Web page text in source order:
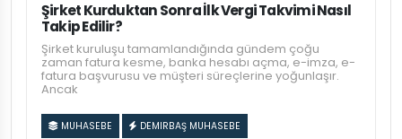
Şirket Kurduktan Sonra İlk Vergi Takvimi Nasıl
Takip Edilir?
Şirket kuruluşu tamamlandığında gündem çoğu
zaman fatura kesme, banka hesabı açma, e-imza, e-
fatura başvurusu ve müşteri süreçlerine yoğunlaşır.
Ancak
MUHASEBE DEMIRBAŞ MUHASEBE